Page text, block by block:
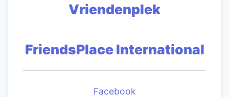
Vriendenplek
FriendsPlace International
Facebook